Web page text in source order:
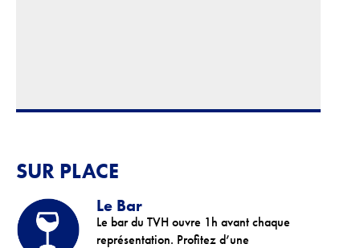
SUR PLACE
Le Bar
Le bar du TVH ouvre 1h avant chaque
représentation. Profitez d’une